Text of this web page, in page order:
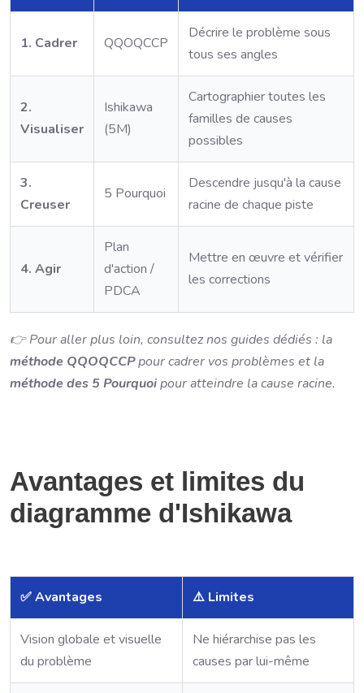
1. Cadrer QQOQCCP
Décrire le problème sous
tous ses angles
2.
Visualiser
Ishikawa
(5M)
Cartographier toutes les
familles de causes
possibles
3.
Creuser
5 Pourquoi
Descendre jusqu'à la cause
racine de chaque piste
4. Agir
Plan
d'action /
PDCA
Mettre en œuvre et vérifier
les corrections
👉 Pour aller plus loin, consultez nos guides dédiés : la
méthode QQOQCCPpour cadrer vos problèmes et la
méthode des 5 Pourquoipour atteindre la cause racine.
Avantages et limites du
diagramme d'Ishikawa
✅ Avantages ⚠️ Limites
Vision globale et visuelle
du problème
Ne hiérarchise pas les
causes par lui-même